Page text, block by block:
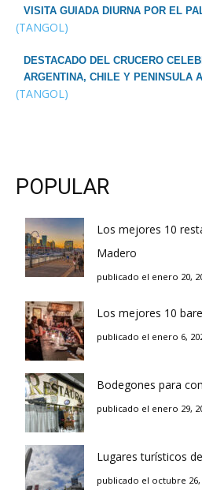
VISITA GUIADA DIURNA POR EL
(TANGOL)
DESTACADO DEL CRUCERO
ARGENTINA, CHILE Y PENINSULA
(TANGOL)
POPULAR
Los mejores 10
Madero
publicado el enero 20,
Los mejores 10
publicado el enero 6,
Bodegones para
publicado el enero 29,
Lugares turísticos
publicado el octubre 26,